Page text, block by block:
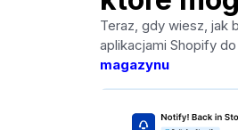
Teraz, gdy wiesz, jak
aplikacjami Shopify
magazynu